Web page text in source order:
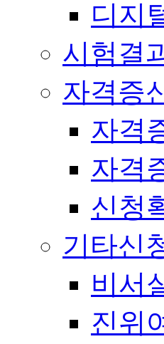
디지
시험결
자격증
자격
자격
신청
기타신
비서
진위